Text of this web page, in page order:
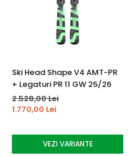
Ski Head Shape V4 AMT-PR
+ Legaturi PR 11 GW 25/26
2.528,00 Lei
1.770,00 Lei
VEZI VARIANTE